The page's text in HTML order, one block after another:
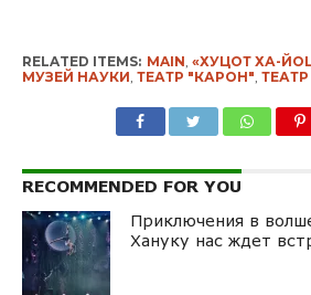
RELATED ITEMS: MAIN «ХУЦОТ ХА-
МУЗЕЙ НАУКИ ТЕАТР "КАРОН"
RECOMMENDED FOR YOU
Приключения в
Хануку нас ждет